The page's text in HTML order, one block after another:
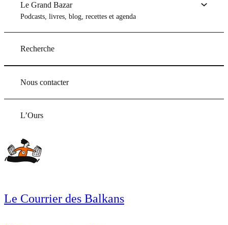
Le Grand Bazar
Podcasts, livres, blog, recettes et agenda
Recherche
Nous contacter
L’Ours
Le Courrier des Balkans